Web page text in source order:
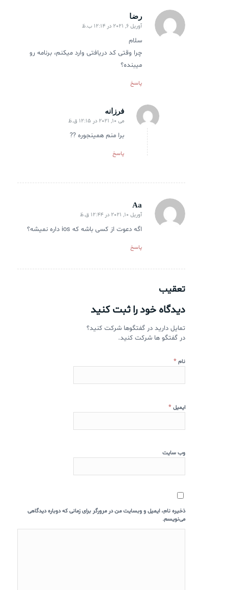
رضا
گفته:آوریل 6, 2021 در 12:14 ب.ظ
سلام
چرا وقتی کد دریافتی وارد میکنم، برنامه رو
میبنده؟
پاسخ
فرزانه
گفته:می 10, 2021 در 12:15 ق.ظ
برا منم همینجوره ??
پاسخ
Aa
گفته:آوریل 10, 2021 در 12:44 ق.ظ
اگه دعوت از کسی باشه که ios داره نمیشه؟
پاسخ
تعقیب
دیدگاه خود را ثبت کنید
تمایل دارید در گفتگوها شرکت کنید؟
در گفتگو ها شرکت کنید.
نام *
ایمیل *
وب‌ سایت
ذخیره نام، ایمیل و وبسایت من در مرورگر برای زمانی که دوباره دیدگاهی
می‌نویسم.